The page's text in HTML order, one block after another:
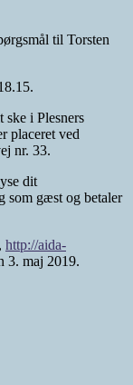
til Torsten
ske i Plesners
placeret ved
nr. 33.
dit
som gæst og betaler
http://aida-
3. maj 2019.